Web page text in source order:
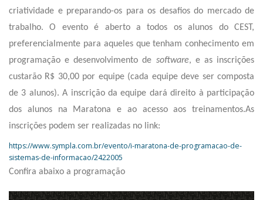
criatividade e preparando-os para os desafios do mercado de
trabalho. O evento é aberto a todos os alunos do CEST,
preferencialmente para aqueles que tenham conhecimento em
programação e desenvolvimento de software, e as inscrições
custarão R$ 30,00 por equipe (cada equipe deve ser composta
de 3 alunos). A inscrição da equipe dará direito à participação
dos alunos na Maratona e ao acesso aos treinamentos.As
inscrições podem ser realizadas no link:
https://www.sympla.com.br/evento/i-maratona-de-programacao-de-
sistemas-de-informacao/2422005
Confira abaixo a programação